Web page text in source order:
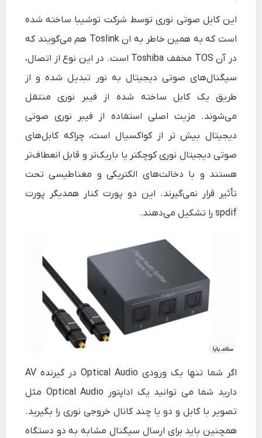
این کابل صوتی نوری توسط شرکت توشیبا ساخته شده
است که به همین خاطر به ان Toslink هم می‌گویند که
در آن TOS مخفف Toshiba است. در این نوع از اتصال،
سیگنال‌های صوتی دیجیتال به نور تبدیل شده و از
طریق یک کابل ساخته شده از فیبر نوری منتقل
می‌شوند. مزیت اصلی استفاده از فیبر نوری صوتی
دیجیتال بیش تر از کواکسیال است، چراکه کابل‌های
صوتی دیجیتال نوری کوچکتر یا باریک‌تر و قابل انعطاف‌تر
هستند و با دخالت‌های الکتریکی و مغناطیسی تحت
تأثیر قرار نمی‌گیرند. این دو پورت کنار همدیگر پورت
spdif را تشکیل می‌دهند.
اگر شما تنها یک ورودی Optical Audio در گیرنده AV
دارید شما می توانید یک اداپتور Optical Audio مثل
تصویر با کابل و دو یا چند کانال خروجی نوری را بگیرید.
همچنین باید برای ارسال سیگنال مشابه به دو دستگاه